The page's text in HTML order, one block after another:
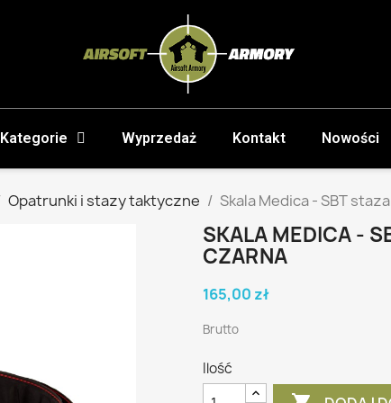
Kategorie Wyprzedaż Kontakt Nowości
Opatrunki i stazy taktyczne Skala Medica - SBT
SKALA MEDICA -
CZARNA
165,00 zł
Brutto
Ilość